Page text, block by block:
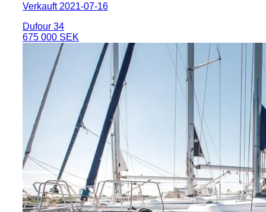
Verkauft 2021-07-16
Dufour 34
675 000 SEK